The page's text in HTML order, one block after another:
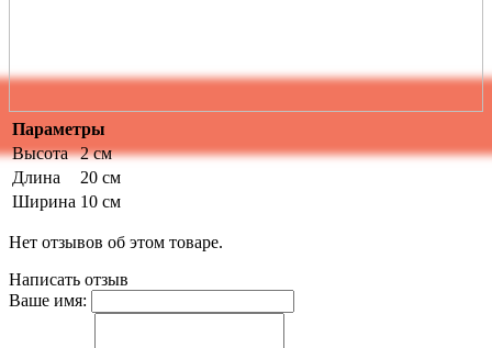
Параметры
Высота
2 см
Длина
20 см
Ширина 10 см
Нет отзывов об этом товаре.
Написать отзыв
Ваше имя: